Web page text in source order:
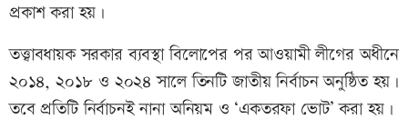
প্রকাশ করা হয়।
তত্ত্বাবধায়ক সরকার ব্যবস্থা বিলোপের পর আওয়ামী লীগের অধীনে
২০১৪, ২০১৮ ও ২০২৪ সালে তিনটি জাতীয় নির্বাচন অনুষ্ঠিত হয়।
তবে প্রতিটি নির্বাচনই নানা অনিয়ম ও ‘একতরফা ভোট’ করা হয়।